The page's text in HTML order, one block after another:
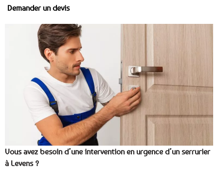
Demander un devis
Vous avez besoin d’une intervention en urgence d’un serrurier
à Levens ?